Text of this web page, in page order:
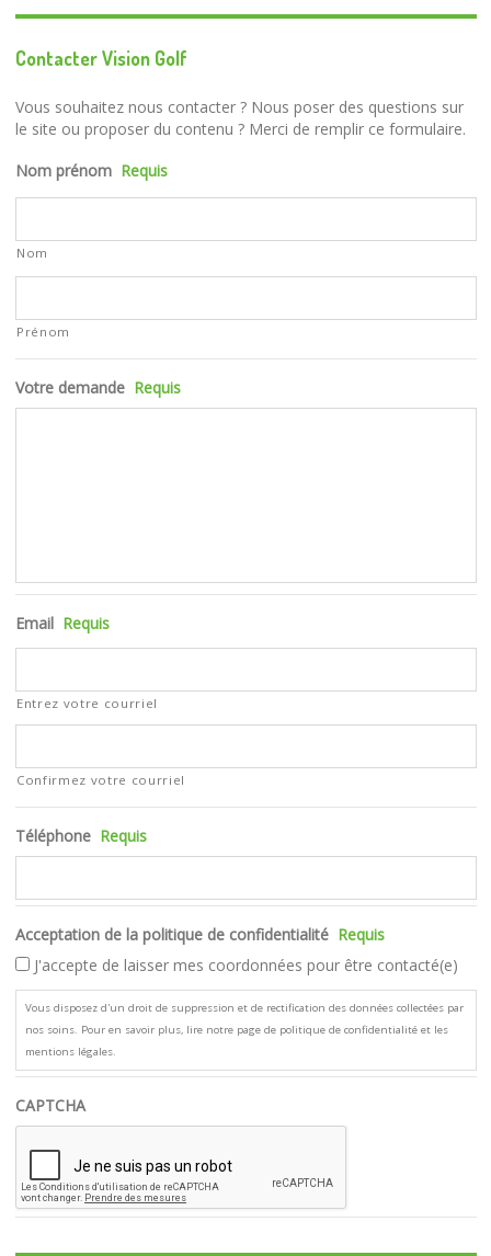
Contacter Vision Golf
Vous souhaitez nous contacter ? Nous poser des questions sur
le site ou proposer du contenu ? Merci de remplir ce formulaire.
Nom prénom Requis
Nom
Prénom
Votre demande Requis
Email Requis
Entrez votre courriel
Confirmez votre courriel
Téléphone Requis
Acceptation de la politique de confidentialité Requis
J'accepte de laisser mes coordonnées pour être contacté(e)
Vous disposez d'un droit de suppression et de rectification des données collectées par
nos soins. Pour en savoir plus, lire notre page de politique de confidentialité et les
mentions légales.
CAPTCHA